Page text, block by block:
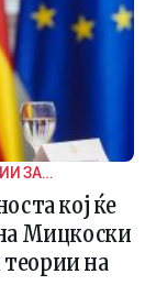
ЗА
кој ќе
Мицкоски
на